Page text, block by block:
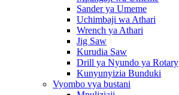
Sander ya Umeme
Uchimbaji wa Athari
Wrench ya Athari
Jig Saw
Kurudia Saw
Drill ya Nyundo ya Rotary
Kunyunyizia Bunduki
Vyombo vya bustani